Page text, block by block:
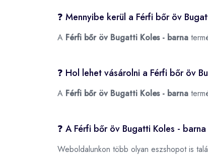
❓ Mennyibe kerül a Férfi bőr öv
A Férfi bőr öv Bugatti Koles - barna
❓ Hol lehet vásárolni a Férfi bőr öv
A Férfi bőr öv Bugatti Koles - barna
❓ A Férfi bőr öv Bugatti Koles -
Weboldalunkon több olyan eszshopot is